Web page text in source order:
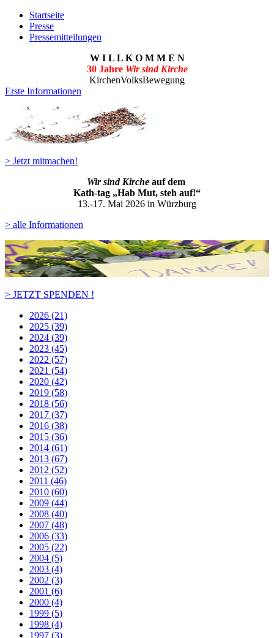
Startseite
Presse
Pressemitteilungen
W I L L K O M M E N
30 Jahre Wir sind Kirche
KirchenVolksBewegung
Erste Informationen
> Jetzt mitmachen!
Wir sind Kirche auf dem
Kath-tag „Hab Mut, steh auf!“
13.-17. Mai 2026 in Würzburg
> alle Informationen
> JETZT SPENDEN !
2026 (21)
2025 (39)
2024 (39)
2023 (45)
2022 (57)
2021 (54)
2020 (42)
2019 (58)
2018 (56)
2017 (37)
2016 (38)
2015 (36)
2014 (61)
2013 (67)
2012 (52)
2011 (46)
2010 (60)
2009 (44)
2008 (40)
2007 (48)
2006 (33)
2005 (22)
2004 (5)
2003 (4)
2002 (3)
2001 (6)
2000 (4)
1999 (5)
1998 (4)
1997 (3)